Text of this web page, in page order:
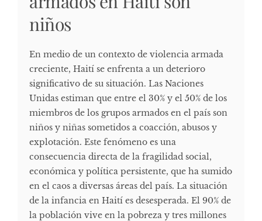
niños
En medio de un contexto de violencia armada
creciente, Haití se enfrenta a un deterioro
significativo de su situación. Las Naciones
Unidas estiman que entre el 30% y el 50% de los
miembros de los grupos armados en el país son
niños y niñas sometidos a coacción, abusos y
explotación. Este fenómeno es una
consecuencia directa de la fragilidad social,
económica y política persistente, que ha sumido
en el caos a diversas áreas del país. La situación
de la infancia en Haití es desesperada. El 90% de
la población vive en la pobreza y tres millones